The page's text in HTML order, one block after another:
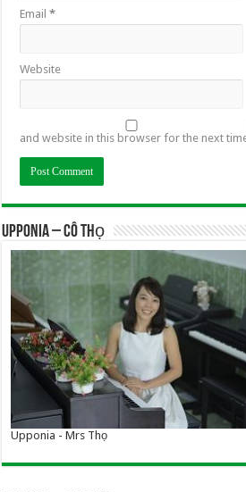
Email*
Website
and website in this browser for the next
UPPONIA – Cô Thọ
Upponia - Mrs Thọ